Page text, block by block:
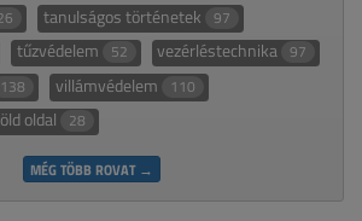
tanulságos történetek 97
tűzvédelem 52 vezérléstechnika 97
138 villámvédelem 110
oldal 28
MÉG TÖBB ROVAT →